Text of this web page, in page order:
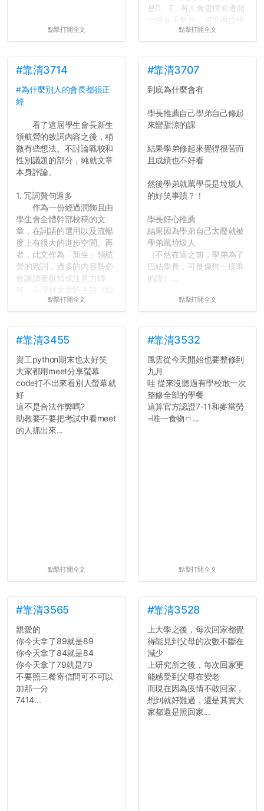
點擊打開全文
是D、E...有人會選擇前者賭
心教授看起來要輕輕放下
長作弊的風氣。
反正老人我明天就要搬離新
關，就當最後一天發個牢騷
吧XD，祝學弟妹們修課順利
點擊打開全文
#靠清3714
#為什麼別人的會長都很正
經
看了這屆學生會長新生
領航營的致詞內容之後，稍
微有些想法。不討論戰校和
性別議題的部分，純就文章
本身評論。
1. 冗詞贅句過多
作為一份經過潤飾且由
學生會全體幹部校稿的文
章，在詞語的選用以及流暢
度上有很大的進步空間。再
者，此文作為「新生」領航
營的致詞，過多的內容勢必
會讓讀者厭煩或注意力轉
果有的話）前就失去興趣。
的聲明一樣正式，但至少在
用字上多加留意。有些語句
用說的可能會引人發笑或多
聽幾句，但寫成文字時只會
讓人感到疲乏。
2. 文章主題不明
在學生會臉書的貼文中
可以看到，全篇文章以連字
點擊打開全文
#靠清3707
到底為什麼會有
學長推薦自己學弟自己修起
來蠻甜涼的課
結果學弟修起來覺得很苦而
且成績也不好看
然後學弟就罵學長是垃圾人
的好笑事蹟？！
學長好心推薦
結果因為學弟自己太廢就被
學弟罵垃圾人
（不然在這之前，學弟為了
巴結學長，可是像狗一樣乖
的說）...
點擊打開全文
#靠清3455
資工python期末也太好笑
大家都用meet分享螢幕
code打不出來看別人螢幕就
好
這不是合法作弊嗎?
助教要不要把考試中看meet
的人抓出來...
點擊打開全文
#靠清3532
風雲從今天開始也要整修到
九月
哇 從來沒聽過有學校敢一次
整修全部的學餐
這算官方認證7-11和麥當勞
=唯一食物ㄇ...
點擊打開全文
#靠清3565
親愛的
你今天拿了89就是89
你今天拿了84就是84
你今天拿了79就是79
不要照三餐寄信問可不可以
加那一分
7414...
#靠清3528
上大學之後，每次回家都覺
得能見到父母的次數不斷在
減少
上研究所之後，每次回家更
能感受到父母在變老
而現在因為疫情不敢回家，
想到就好難過，還是其實大
家都還是照回家...